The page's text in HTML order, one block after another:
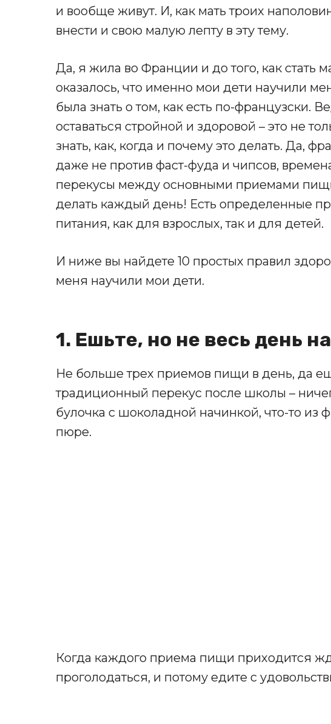
и вообще живут. И, как мать троих
внести и свою малую лепту в эту тему.
Да, я жила во Франции и до того, как стать
оказалось, что именно мои дети научили
была знать о том, как есть по-французски.
оставаться стройной и здоровой – это не
знать, как, когда и почему это делать. Да,
даже не против фаст-фуда и чипсов,
перекусы между основными приемами
делать каждый день! Есть определенные
питания, как для взрослых, так и для детей.
И ниже вы найдете 10 простых правил
меня научили мои дети.
1. Ешьте, но не весь день
Не больше трех приемов пищи в день, да
традиционный перекус после школы –
булочка с шоколадной начинкой, что-то из
пюре.
Когда каждого приема пищи приходится
проголодаться, и потому едите с